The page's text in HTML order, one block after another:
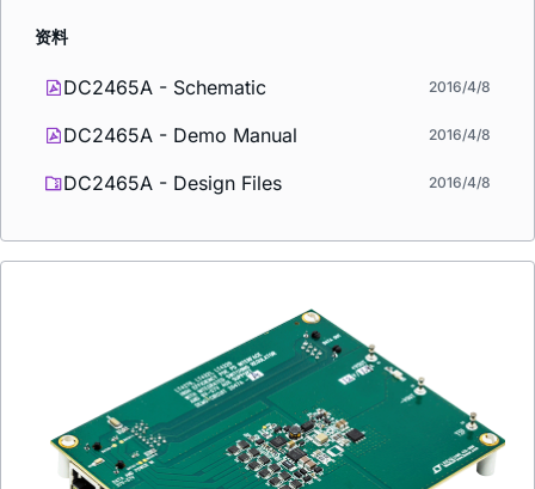
资料
DC2465A - Schematic 2016/4/8
DC2465A - Demo Manual 2016/4/8
DC2465A - Design Files 2016/4/8